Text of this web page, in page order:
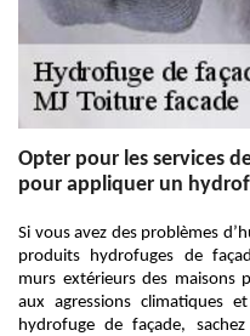
Opter pour les services
pour appliquer un
Si vous avez des problèmes
produits hydrofuges de
murs extérieurs des maisons
aux agressions climatiques
hydrofuge de façade,